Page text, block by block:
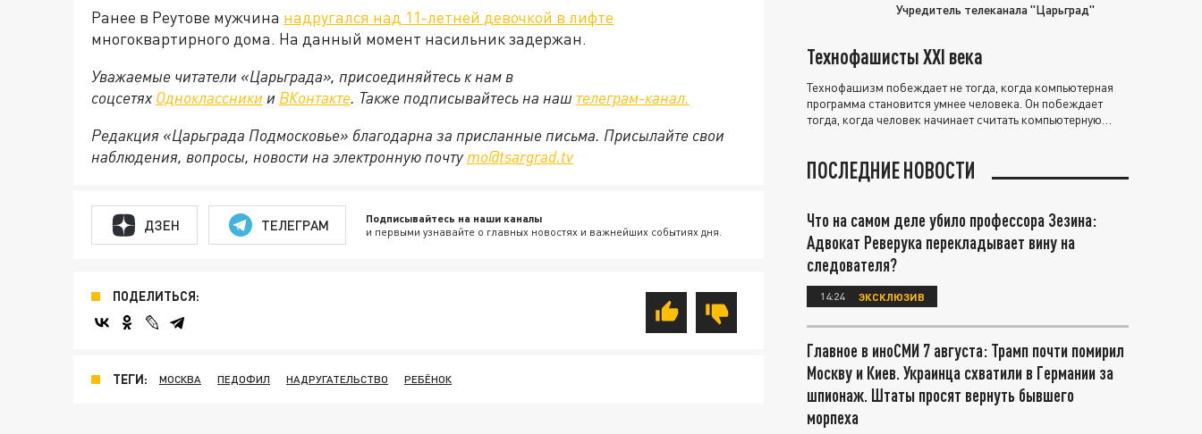
Ранее в Реутове мужчина надругался над 11-летней девочкой в лифте
многоквартирного дома. На данный момент насильник задержан.
Уважаемые читатели «Царьграда», присоединяйтесь к нам в
соцсетях Одноклассники и ВКонтакте. Также подписывайтесь на наш телеграм-канал.
Редакция «Царьграда Подмосковье» благодарна за присланные письма. Присылайте свои
наблюдения, вопросы, новости на электронную почту mo@tsargrad.tv
ДЗЕН ТЕЛЕГРАМ Подписывайтесь на наши каналы
и первыми узнавайте о главных новостях и важнейших событиях дня.
ПОДЕЛИТЬСЯ:
ТЕГИ: МОСКВА ПЕДОФИЛ НАДРУГАТЕЛЬСТВО РЕБЁНОК
Учредитель телеканала "Царьград"
Технофашисты XXI века
Технофашизм побеждает не тогда, когда компьютерная
программа становится умнее человека. Он побеждает
тогда, когда человек начинает считать компьютерную
ПОСЛЕДНИЕ НОВОСТИ
Что на самом деле убило профессора Зезина:
Адвокат Реверука перекладывает вину на
следователя?
14:24 ЭКСКЛЮЗИВ
Главное в иноСМИ 7 августа: Трамп почти помирил
Москву и Киев. Украинца схватили в Германии за
шпионаж. Штаты просят вернуть бывшего
морпеха